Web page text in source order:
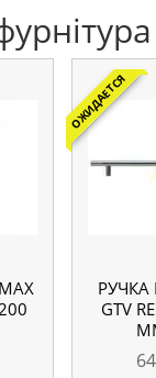
ОЖИДАЕТСЯ
РУЧКА
GTV